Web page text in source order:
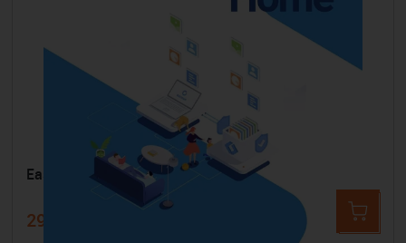
EaseUS Todo Backup Home - Jahresversion
29,99 €